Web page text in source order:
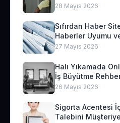
28 Mayıs 2026
Sıfırdan Haber
Haberler Uyumu
27 Mayıs 2026
Halı Yıkamada
İş Büyütme
26 Mayıs 2026
Sigorta Acentesi
Talebini